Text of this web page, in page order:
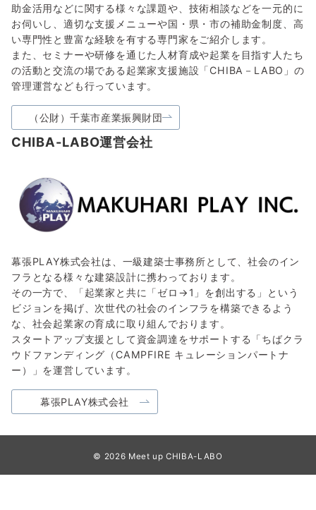
助金活用などに関する様々な課題や、技術相談などを一元的に
お伺いし、適切な支援メニューや国・県・市の補助金制度、高
い専門性と豊富な経験を有する専門家をご紹介します。
また、セミナーや研修を通じた人材育成や起業を目指す人たち
の活動と交流の場である起業家支援施設「CHIBA－LABO」の
管理運営なども行っています。
（公財）千葉市産業振興財団
CHIBA-LABO運営会社
幕張PLAY株式会社は、一級建築士事務所として、社会のイン
フラとなる様々な建築設計に携わっております。
その一方で、「起業家と共に「ゼロ→1」を創出する」という
ビジョンを掲げ、次世代の社会のインフラを構築できるよう
な、社会起業家の育成に取り組んでおります。
スタートアップ支援として資金調達をサポートする「ちばクラ
ウドファンディング（CAMPFIRE キュレーションパートナ
ー）」を運営しています。
幕張PLAY株式会社
© 2026 Meet up CHIBA-LABO